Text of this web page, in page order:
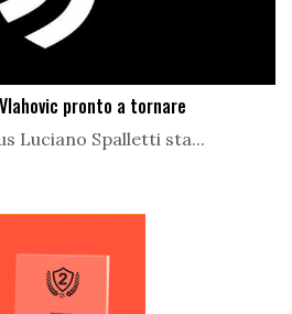
pronto a tornare
Luciano Spalletti sta...